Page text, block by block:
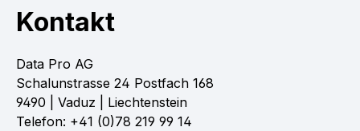
Kontakt
Data Pro AG
Schalunstrasse 24 Postfach 168
9490 | Vaduz | Liechtenstein
Telefon: +41 (0)78 219 99 14